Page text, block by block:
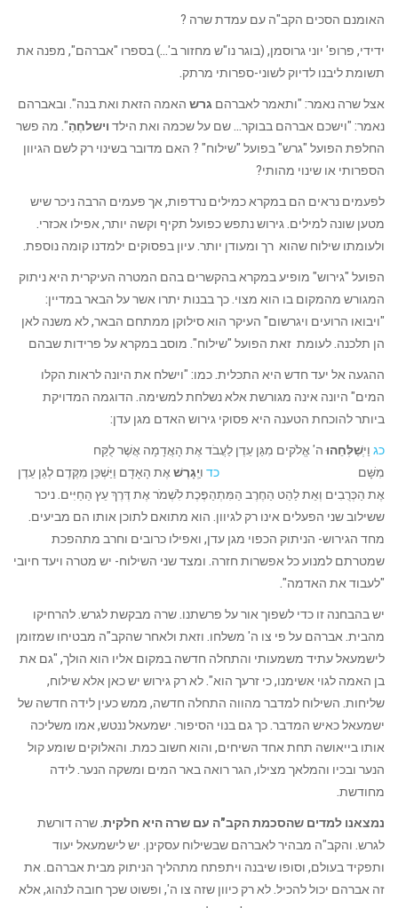
האומנם הסכים הקב"ה עם עמדת שרה ?
ידידי, פרופ' יוני גרוסמן, (בוגר נו"ש מחזור ב'…) בספרו "אברהם", מפנה את
תשומת ליבנו לדיוק לשוני-ספרותי מרתק.
אצל שרה נאמר: "ותאמר לאברהם גרש האמה הזאת ואת בנה". ובאברהם
נאמר: "וישכם אברהם בבוקר… שם על שכמה ואת הילד וישלחֶהַ". מה פשר
החלפת הפועל "גרש" בפועל "שילוח" ? האם מדובר בשינוי רק לשם הגיוון
הספרותי או שינוי מהותי?
לפעמים נראים הם במקרא כמילים נרדפות, אך פעמים הרבה ניכר שיש
מטען שונה למילים. גירוש נתפש כפועל תקיף וקשה יותר, אפילו אכזרי.
ולעומתו שילוח שהוא רך ומעודן יותר. עיון בפסוקים ילמדנו קומה נוספת.
הפועל "גירוש" מופיע במקרא בהקשרים בהם המטרה העיקרית היא ניתוק
המגורש מהמקום בו הוא מצוי. כך בבנות יתרו אשר על הבאר במדיין:
"ויבואו הרועים ויגרשום" העיקר הוא סילוקן ממתחם הבאר, לא משנה לאן
הן תלכנה. לעומת זאת הפועל "שילוח". מוסב במקרא על פרידות שבהם
ההגעה אל יעד חדש היא התכלית. כמו: "וישלח את היונה לראות הקלו
המים" היונה אינה מגורשת אלא נשלחת למשימה. הדוגמה המדויקת
ביותר להוכחת הטענה היא פסוקי גירוש האדם מגן עדן:
כג וַיְשַׁלְּחֵהוּה' אֱלֹקים מִגַּן עֵדֶן לַעֲבֹד אֶת הָאֲדָמָה אֲשֶׁר לֻקַּח
מִשָּׁם כד וַיְגָרֶשׁאֶת הָאָדָם וַיַּשְׁכֵּן מִקֶּדֶם לְגַן עֵדֶן
אֶת הַכְּרֻבִים וְאֵת לַהַט הַחֶרֶב הַמִּתְהַפֶּכֶת לִשְׁמֹר אֶת דֶּרֶךְ עֵץ הַחַיִּים. ניכר
ששילוב שני הפעלים אינו רק לגיוון. הוא מתואם לתוכן אותו הם מביעים.
מחד הגירוש- הניתוק הכפוי מגן עדן, ואפילו כרובים וחרב מתהפכת
שמטרתם למנוע כל אפשרות חזרה. ומצד שני השילוח- יש מטרה ויעד חיובי
"לעבוד את האדמה".
יש בהבחנה זו כדי לשפוך אור על פרשתנו. שרה מבקשת לגרש. להרחיקו
מהבית. אברהם על פי צו ה' משלחו. וזאת ולאחר שהקב"ה מבטיחו שמזומן
לישמעאל עתיד משמעותי והתחלה חדשה במקום אליו הוא הולך, "גם את
בן האמה לגוי אשימנו, כי זרעך הוא". לא רק גירוש יש כאן אלא שילוח,
שליחות. השילוח למדבר מהווה התחלה חדשה, ממש כעין לידה חדשה של
ישמעאל כאיש המדבר. כך גם בנוי הסיפור. ישמעאל ננטש, אמו משליכה
אותו בייאושה תחת אחד השיחים, והוא חשוב כמת. והאלוקים שומע קול
הנער ובכיו והמלאך מצילו, הגר רואה באר המים ומשקה הנער. לידה
מחודשת.
נמצאנו למדים שהסכמת הקב"ה עם שרה היא חלקית. שרה דורשת
לגרש. והקב"ה מבהיר לאברהם שבשילוח עסקינן. יש לישמעאל יעוד
ותפקיד בעולם, וסופו שיבנה ויתפתח מתהליך הניתוק מבית אברהם. את
זה אברהם יכול להכיל. לא רק כיוון שזה צו ה', ופשוט שכך חובה לנהוג, אלא